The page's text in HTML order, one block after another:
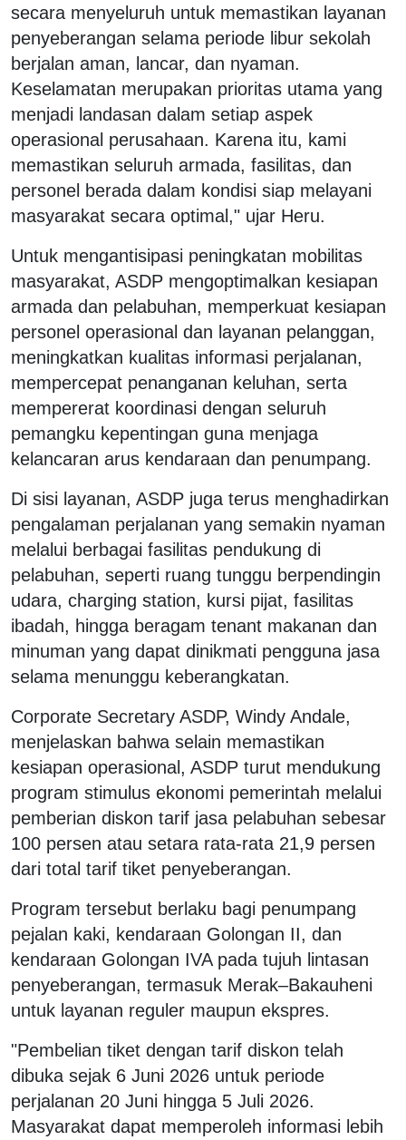
secara menyeluruh untuk memastikan layanan
penyeberangan selama periode libur sekolah
berjalan aman, lancar, dan nyaman.
Keselamatan merupakan prioritas utama yang
menjadi landasan dalam setiap aspek
operasional perusahaan. Karena itu, kami
memastikan seluruh armada, fasilitas, dan
personel berada dalam kondisi siap melayani
masyarakat secara optimal," ujar Heru.
Untuk mengantisipasi peningkatan mobilitas
masyarakat, ASDP mengoptimalkan kesiapan
armada dan pelabuhan, memperkuat kesiapan
personel operasional dan layanan pelanggan,
meningkatkan kualitas informasi perjalanan,
mempercepat penanganan keluhan, serta
mempererat koordinasi dengan seluruh
pemangku kepentingan guna menjaga
kelancaran arus kendaraan dan penumpang.
Di sisi layanan, ASDP juga terus menghadirkan
pengalaman perjalanan yang semakin nyaman
melalui berbagai fasilitas pendukung di
pelabuhan, seperti ruang tunggu berpendingin
udara, charging station, kursi pijat, fasilitas
ibadah, hingga beragam tenant makanan dan
minuman yang dapat dinikmati pengguna jasa
selama menunggu keberangkatan.
Corporate Secretary ASDP, Windy Andale,
menjelaskan bahwa selain memastikan
kesiapan operasional, ASDP turut mendukung
program stimulus ekonomi pemerintah melalui
pemberian diskon tarif jasa pelabuhan sebesar
100 persen atau setara rata-rata 21,9 persen
dari total tarif tiket penyeberangan.
Program tersebut berlaku bagi penumpang
pejalan kaki, kendaraan Golongan II, dan
kendaraan Golongan IVA pada tujuh lintasan
penyeberangan, termasuk Merak–Bakauheni
untuk layanan reguler maupun ekspres.
"Pembelian tiket dengan tarif diskon telah
dibuka sejak 6 Juni 2026 untuk periode
perjalanan 20 Juni hingga 5 Juli 2026.
Masyarakat dapat memperoleh informasi lebih